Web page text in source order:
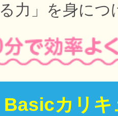
る力」を身につ
Basicカリキ